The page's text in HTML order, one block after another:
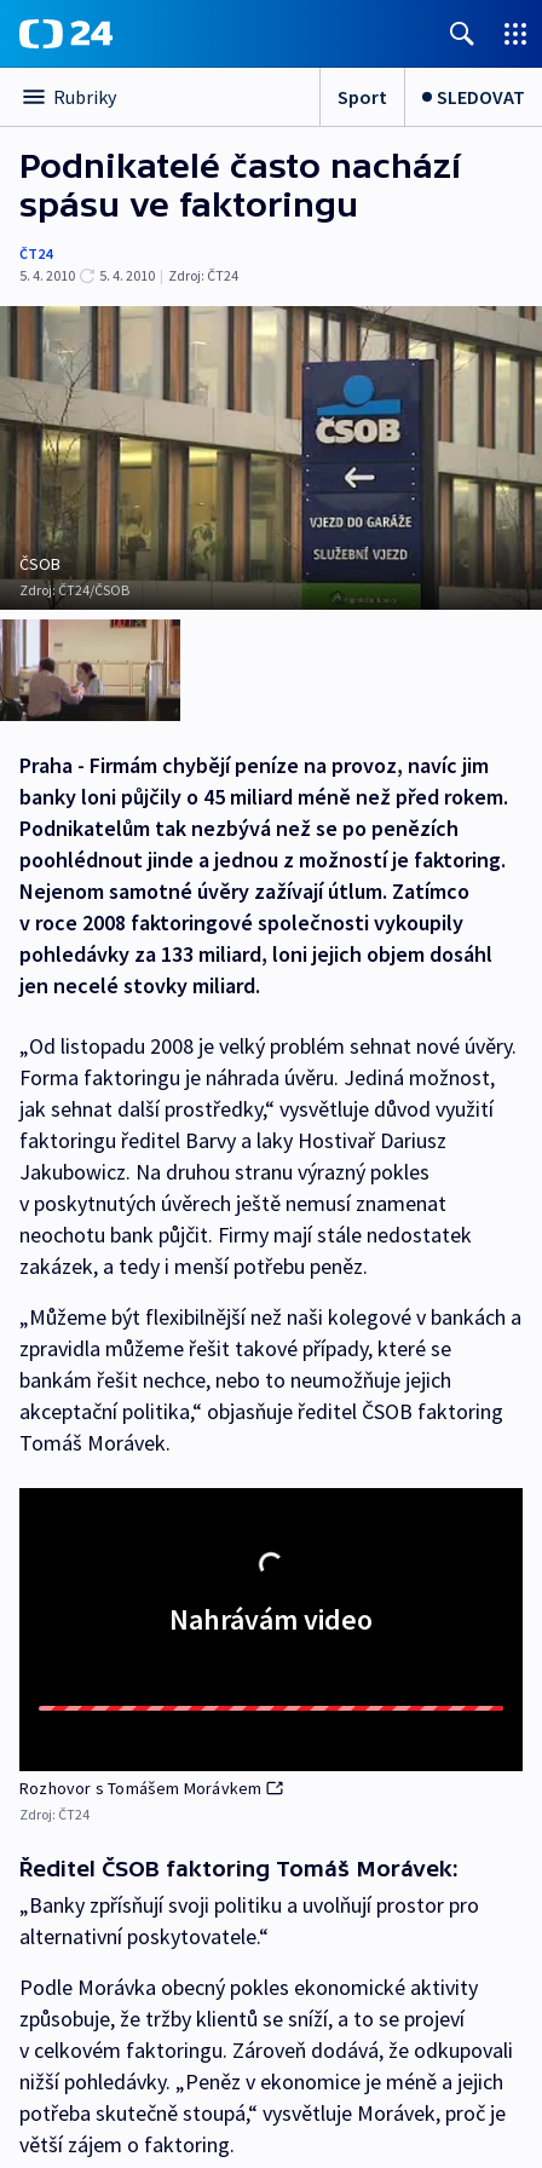
Rubriky Sport SLEDOVAT
Podnikatelé často nachází
spásu ve faktoringu
ČT24
5. 4. 2010
5. 4. 2010 | Zdroj: ČT24
ČSOB
Zdroj: ČT24/ČSOB
Praha - Firmám chybějí peníze na provoz, navíc jim
banky loni půjčily o 45 miliard méně než před rokem.
Podnikatelům tak nezbývá než se po penězích
poohlédnout jinde a jednou z možností je faktoring.
Nejenom samotné úvěry zažívají útlum. Zatímco
v roce 2008 faktoringové společnosti vykoupily
pohledávky za 133 miliard, loni jejich objem dosáhl
jen necelé stovky miliard.
„Od listopadu 2008 je velký problém sehnat nové úvěry.
Forma faktoringu je náhrada úvěru. Jediná možnost,
jak sehnat další prostředky,“ vysvětluje důvod využití
faktoringu ředitel Barvy a laky Hostivař Dariusz
Jakubowicz. Na druhou stranu výrazný pokles
v poskytnutých úvěrech ještě nemusí znamenat
neochotu bank půjčit. Firmy mají stále nedostatek
zakázek, a tedy i menší potřebu peněz.
„Můžeme být flexibilnější než naši kolegové v bankách a
zpravidla můžeme řešit takové případy, které se
bankám řešit nechce, nebo to neumožňuje jejich
akceptační politika,“ objasňuje ředitel ČSOB faktoring
Tomáš Morávek.
Nahrávám video
Rozhovor s Tomášem Morávkem
Zdroj: ČT24
Ředitel ČSOB faktoring Tomáš Morávek:
„Banky zpřísňují svoji politiku a uvolňují prostor pro
alternativní poskytovatele.“
Podle Morávka obecný pokles ekonomické aktivity
způsobuje, že tržby klientů se sníží, a to se projeví
v celkovém faktoringu. Zároveň dodává, že odkupovali
nižší pohledávky. „Peněz v ekonomice je méně a jejich
potřeba skutečně stoupá,“ vysvětluje Morávek, proč je
větší zájem o faktoring.